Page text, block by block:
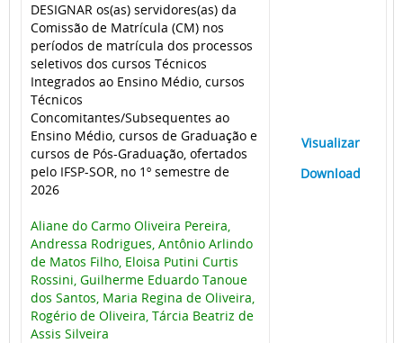
DESIGNAR os(as) servidores(as) da
Comissão de Matrícula (CM) nos
períodos de matrícula dos processos
seletivos dos cursos Técnicos
Integrados ao Ensino Médio, cursos
Técnicos
Concomitantes/Subsequentes ao
Ensino Médio, cursos de Graduação e
cursos de Pós-Graduação, ofertados
pelo IFSP-SOR, no 1º semestre de
2026
Aliane do Carmo Oliveira Pereira,
Andressa Rodrigues, Antônio Arlindo
de Matos Filho, Eloisa Putini Curtis
Rossini, Guilherme Eduardo Tanoue
dos Santos, Maria Regina de Oliveira,
Rogério de Oliveira, Tárcia Beatriz de
Assis Silveira
Visualizar
Download